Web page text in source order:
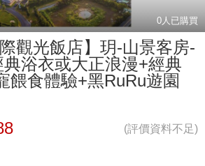
0人已購買
觀光飯店】玥-山景客房-
浴衣或大正浪漫+經典
餵食體驗+黑RuRu遊園
(評價資料不足)